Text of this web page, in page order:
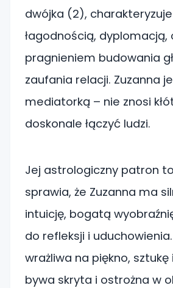
dwójka (2),
łagodnością, dyplomacją,
pragnieniem budowania
zaufania relacji. Zuzanna
mediatorką – nie znosi
doskonale łączyć ludzi.
Jej astrologiczny patron
sprawia, że Zuzanna ma
intuicję, bogatą
do refleksji i
wrażliwa na piękno, sztukę
bywa skryta i ostrożna w